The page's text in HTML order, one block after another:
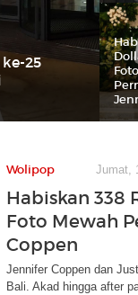
25
Wolipop Jumat,
Habiskan 338
Foto Mewah
Coppen
Jennifer Coppen dan
Bali. Akad hingga after